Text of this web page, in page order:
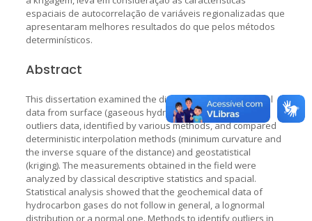
espaciais de autocorrelação de variáveis regionalizadas que
apresentaram melhores resultados do que pelos métodos
determinísticos.
Abstract
This dissertation examined the distribution of geochemical
data from surface (gaseous hydrocarbons), geochemical
outliers data, identified by various methods, and compared
deterministic interpolation methods (minimum curvature and
the inverse square of the distance) and geostatistical
(kriging). The measurements obtained in the field were
analyzed by classical descriptive statistics and spacial.
Statistical analysis showed that the geochemical data of
hydrocarbon gases do not follow in general, a lognormal
distribution or a normal one. Methods to identify outliers in